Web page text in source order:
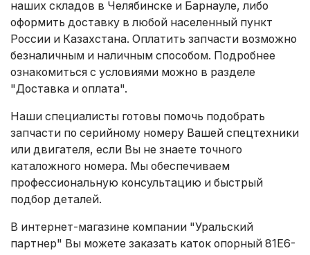
наших складов в Челябинске и Барнауле, либо
оформить доставку в любой населенный пункт
России и Казахстана. Оплатить запчасти возможно
безналичным и наличным способом. Подробнее
ознакомиться с условиями можно в разделе
"Доставка и оплата".
Наши специалисты готовы помочь подобрать
запчасти по серийному номеру Вашей спецтехники
или двигателя, если Вы не знаете точного
каталожного номера. Мы обеспечиваем
профессиональную консультацию и быстрый
подбор деталей.
В интернет-магазине компании "Уральский
партнер" Вы можете заказать каток опорный 81E6-